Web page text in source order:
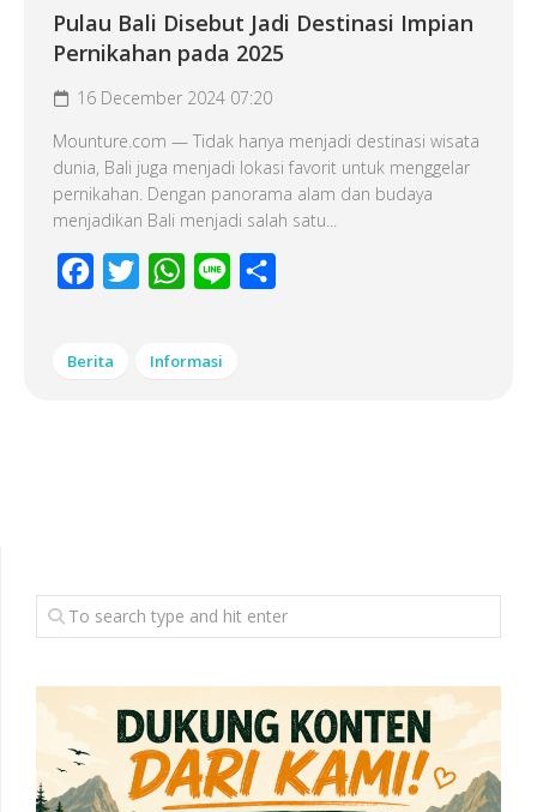
Pulau Bali Disebut Jadi Destinasi Impian
Pernikahan pada 2025
16 December 2024 07:20
Mounture.com — Tidak hanya menjadi destinasi wisata
dunia, Bali juga menjadi lokasi favorit untuk menggelar
pernikahan. Dengan panorama alam dan budaya
menjadikan Bali menjadi salah satu...
Facebook
Twitter WhatsApp
Line
Berita Informasi